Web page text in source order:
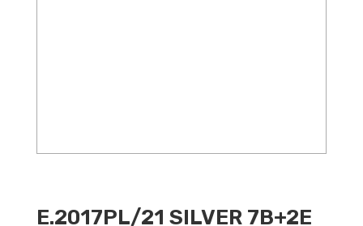
E.2017PL/21 SILVER 7B+2E